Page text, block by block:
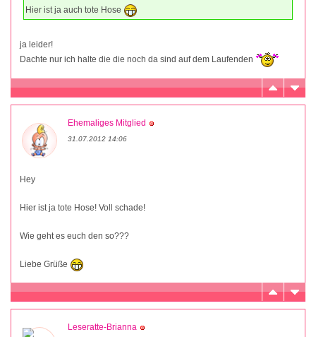
Hier ist ja auch tote Hose
ja leider!
Dachte nur ich halte die die noch da sind auf dem Laufenden
Ehemaliges Mitglied
31.07.2012 14:06
Hey
Hier ist ja tote Hose! Voll schade!
Wie geht es euch den so???
Liebe Grüße
Leseratte-Brianna